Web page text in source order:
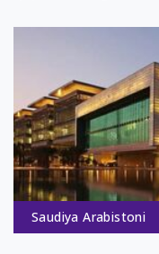
Saudiya Arabistoni